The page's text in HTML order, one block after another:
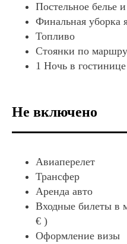
Постельное белье
Финальная уборка
Топливо
Стоянки по
1 Ночь в
Не включено
Авиаперелет
Трансфер
Аренда авто
Входные билеты в
€ )
Оформление визы